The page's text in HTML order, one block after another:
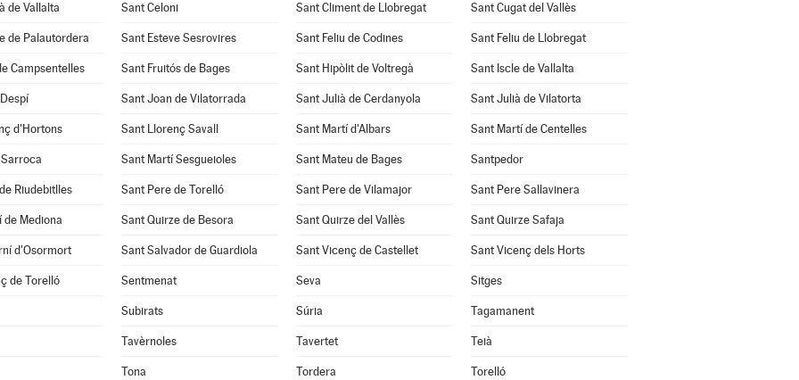
de Vallalta Sant Celoni Sant Climent de Llobregat Sant Cugat del Vallès
de Palautordera Sant Esteve Sesrovires Sant Feliu de Codines Sant Feliu de Llobregat
Campsentelles Sant Fruitós de Bages Sant Hipòlit de Voltregà Sant Iscle de Vallalta
Sant Joan de Vilatorrada Sant Julià de Cerdanyola Sant Julià de Vilatorta
d'Hortons Sant Llorenç Savall Sant Martí d'Albars Sant Martí de Centelles
Sant Martí Sesgueioles Sant Mateu de Bages Santpedor
Riudebitlles Sant Pere de Torelló Sant Pere de Vilamajor Sant Pere Sallavinera
de Mediona Sant Quirze de Besora Sant Quirze del Vallès Sant Quirze Safaja
d'Osormort Sant Salvador de Guardiola Sant Vicenç de Castellet Sant Vicenç dels Horts
de Torelló Sentmenat Seva Sitges
Subirats Súria Tagamanent
Tavèrnoles Tavertet Teià
Tona Tordera Torelló